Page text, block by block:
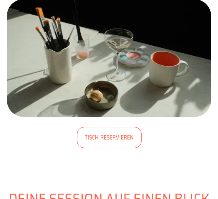
TISCH RESERVIEREN